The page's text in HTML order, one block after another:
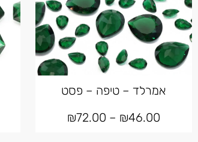
אמרלד – טיפה – פסט
₪46.00
–
₪72.00